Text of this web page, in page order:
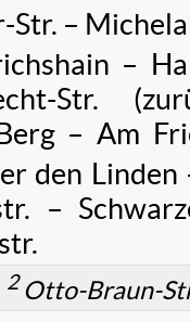
Str. –
–
Str.
– Am
den Linden
–
2Otto-Braun-